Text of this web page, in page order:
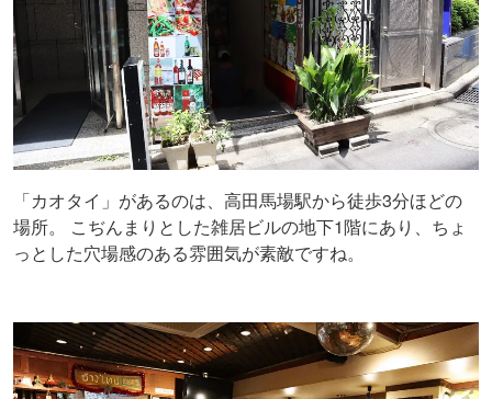
「カオタイ」があるのは、高田馬場駅から徒歩3分ほどの
場所。 こぢんまりとした雑居ビルの地下1階にあり、ちょ
っとした穴場感のある雰囲気が素敵ですね。